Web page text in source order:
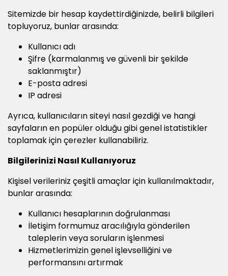
Sitemizde bir hesap kaydettirdiğinizde, belirli bilgileri
topluyoruz, bunlar arasında:
Kullanıcı adı
Şifre (karmalanmış ve güvenli bir şekilde
saklanmıştır)
E-posta adresi
IP adresi
Ayrıca, kullanıcıların siteyi nasıl gezdiği ve hangi
sayfaların en popüler olduğu gibi genel istatistikler
toplamak için çerezler kullanabiliriz.
Bilgilerinizi Nasıl Kullanıyoruz
Kişisel verileriniz çeşitli amaçlar için kullanılmaktadır,
bunlar arasında:
Kullanıcı hesaplarının doğrulanması
İletişim formumuz aracılığıyla gönderilen
taleplerin veya soruların işlenmesi
Hizmetlerimizin genel işlevselliğini ve
performansını artırmak